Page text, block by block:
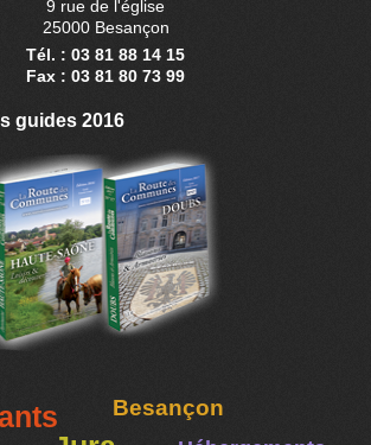
9 rue de l'église
25000 Besançon
Tél. : 03 81 88 14 15
Fax : 03 81 80 73 99
guides 2016
Besançon